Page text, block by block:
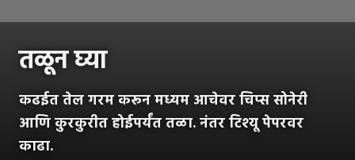
तळून घ्या
कढईत तेल गरम करून मध्यम आचेवर चिप्स सोनेरी
आणि कुरकुरीत होईपर्यंत तळा. नंतर टिश्यू पेपरवर
काढा.